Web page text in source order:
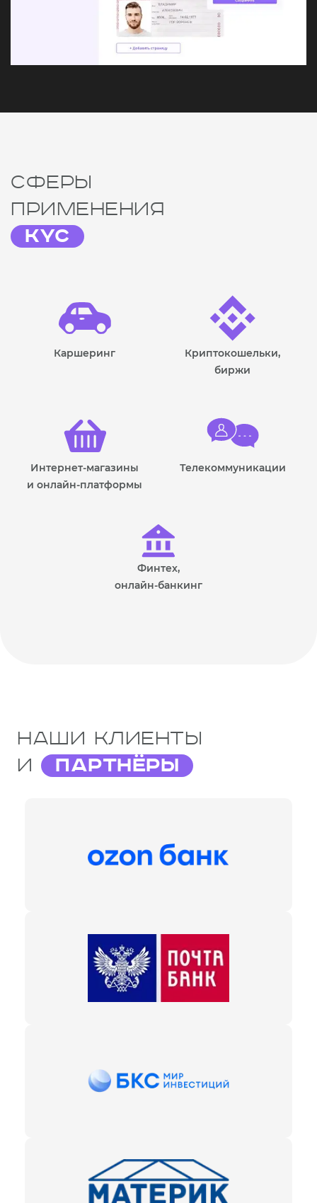
Сферы
применения
KYC
Каршеринг
Криптокошельки,
биржи
Интернет-магазины
и онлайн-платформы
Телекоммуникации
Финтех,
онлайн-банкинг
Наши клиенты
и
партнёры